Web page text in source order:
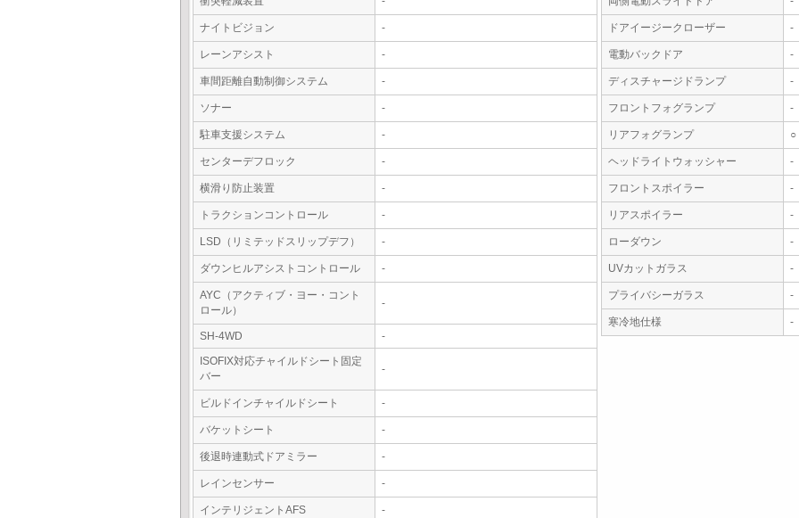
ナイトビジョン -
レーンアシスト -
車間距離自動制御システム -
ソナー -
駐車支援システム -
センターデフロック -
横滑り防止装置 -
トラクションコントロール -
LSD（リミテッドスリップデフ） -
ダウンヒルアシストコントロール -
AYC（アクティブ・ヨー・コント
ロール）
-
SH-4WD
-
ISOFIX対応チャイルドシート固定
バー
-
ビルドインチャイルドシート -
バケットシート -
後退時連動式ドアミラー -
レインセンサー -
インテリジェントAFS -
ドアイージークローザー -
電動バックドア -
ディスチャージドランプ -
フロントフォグランプ -
リアフォグランプ ○
ヘッドライトウォッシャー -
フロントスポイラー -
リアスポイラー -
ローダウン -
UVカットガラス -
プライバシーガラス -
寒冷地仕様 -